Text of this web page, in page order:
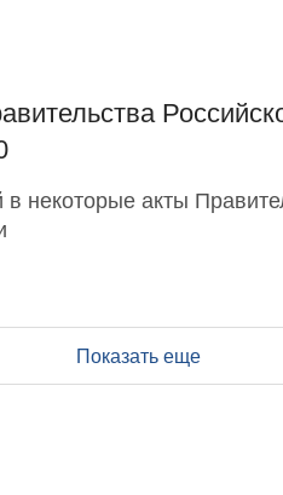
некоторые акты
Показать еще